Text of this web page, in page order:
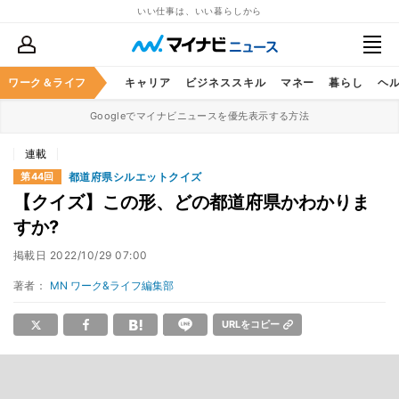
いい仕事は、いい暮らしから
ワーク＆ライフ キャリア ビジネススキル マネー 暮らし ヘ
Googleでマイナビニュースを優先表示する方法
連載
第44回 都道府県シルエットクイズ
【クイズ】この形、どの都道府県かわかりま
すか?
掲載日 2022/10/29 07:00
著者： MN ワーク&ライフ編集部
URLをコピー